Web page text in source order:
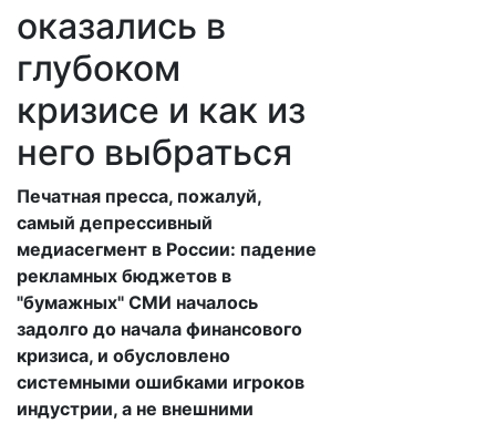
оказались в
глубоком
кризисе и как из
него выбраться
Печатная пресса, пожалуй,
самый депрессивный
медиасегмент в России: падение
рекламных бюджетов в
"бумажных" СМИ началось
задолго до начала финансового
кризиса, и обусловлено
системными ошибками игроков
индустрии, а не внешними